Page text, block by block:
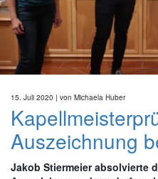
15. Juli 2020 | von Michaela Huber
Auszeichnung
Jakob Stiermeier absolvierte